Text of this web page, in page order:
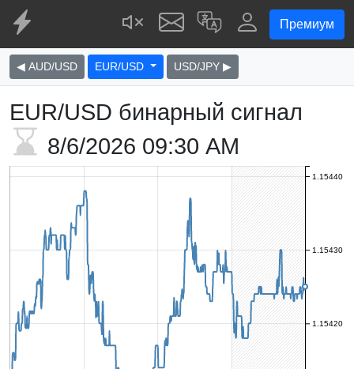
Премиум
◀ AUD/USD EUR/USD USD/JPY ▶
EUR/USD бинарный сигнал
8/6/2026 09:30 AM
1.15420
1.15430
1.15440